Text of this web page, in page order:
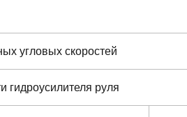
угловых скоростей
гидроусилителя руля